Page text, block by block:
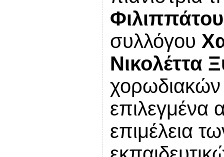
Φιλιππάτου
συλλόγου
Νικολέττα
χορωδιακών
επιλεγμένα
επιμέλεια